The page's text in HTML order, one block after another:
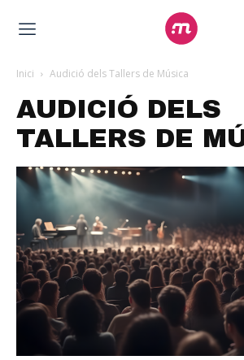
Inici Audició dels Tallers de Música
AUDICIÓ DELS
TALLERS DE